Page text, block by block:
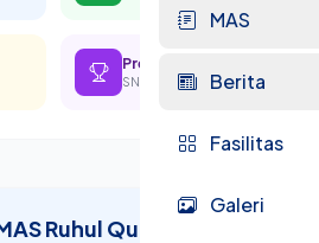
MAS
Berita
Fasilitas
Galeri
Prestasi
SNBP 2026
Ruhul Qurani